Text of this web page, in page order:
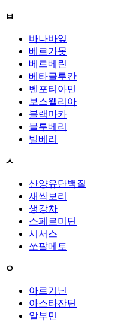
ㅂ
바나바잎
베르가못
베르베린
베타글루칸
벤포티아민
보스웰리아
블랙마카
블루베리
빌베리
ㅅ
산양유단백질
새싹보리
생강차
스페르미딘
시서스
쏘팔메토
ㅇ
아르기닌
아스타잔틴
알부민